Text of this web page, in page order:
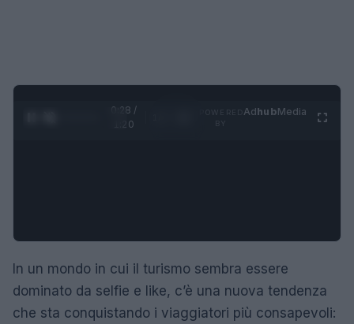
0:29 /
1:20
AdhubMedia
In un mondo in cui il turismo sembra essere
dominato da selfie e like, c’è una nuova tendenza
che sta conquistando i viaggiatori più consapevoli: